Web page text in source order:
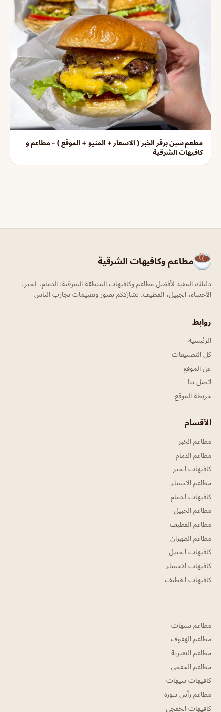
مطعم سبن برقر الخبر ( الاسعار + المنيو + الموقع ) - مطاعم و
كافيهات الشرقية
مطاعم وكافيهات الشرقية
دليلك المفيد لأفضل مطاعم وكافيهات المنطقة الشرقية: الدمام، الخبر،
الأحساء، الجبيل، القطيف. نشارككم بصور وتقييمات تجارب الناس
روابط
الرئيسية
كل التصنيفات
عن الموقع
اتصل بنا
خريطة الموقع
الأقسام
مطاعم الخبر
مطاعم الدمام
كافيهات الخبر
مطاعم الاحساء
كافيهات الدمام
مطاعم الجبيل
مطاعم القطيف
مطاعم الظهران
كافيهات الجبيل
كافيهات الاحساء
كافيهات القطيف
مطاعم سيهات
مطاعم الهفوف
مطاعم النعيرية
مطاعم الخفجي
كافيهات سيهات
مطاعم رأس تنوره
كافيهات الخفجي